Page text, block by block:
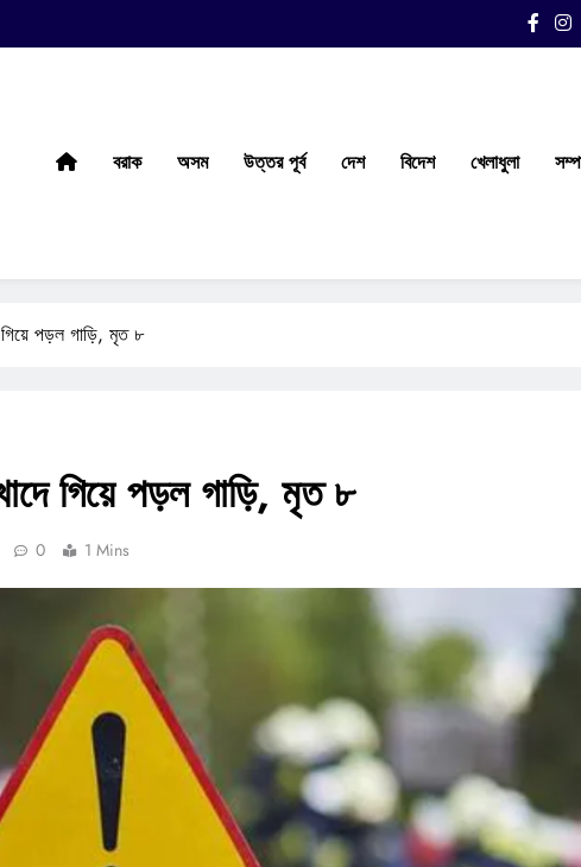
বরাক অসম উত্তর পূর্ব দেশ বিদেশ খেলাধুলা
গিয়ে পড়ল গাড়ি, মৃত ৮
গিয়ে পড়ল গাড়ি, মৃত ৮
0 1 Mins